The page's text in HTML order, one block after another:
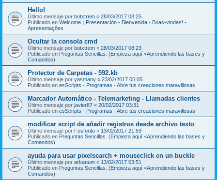
Hello!
Último mensaje por botxtrem « 28/03/2017 08:25
Publicado en Welcome ¡ Presentación - Bienvenida - Boas-vindas! -
Apresentações
Ocultar la consola cmd
Último mensaje por botxtrem « 28/03/2017 08:23
Publicado en Preguntas Sencillas. (Empieza aquí <Aprendiendo las bases y
Comandos)
Protector de Carpetas - 592.kb
Último mensaje por yasmany « 23/02/2017 05:05
Publicado en esScripts - Programas - Abre tus creaciones maravillosas
Marcador Automático - Telemarketing - Llamadas clientes
Último mensaje por javier87 « 20/02/2017 03:31
Publicado en esScripts - Programas - Abre tus creaciones maravillosas
modificar script de añadir registros desde archivo texto
Último mensaje por Fosforito « 13/02/2017 21:59
Publicado en Preguntas Sencillas. (Empieza aquí <Aprendiendo las bases y
Comandos)
ayuda para usar pixelsearch + mouseclick en un buckle
Último mensaje por arkanum « 13/02/2017 03:51
Publicado en Preguntas Sencillas. (Empieza aquí <Aprendiendo las bases y
Comandos)